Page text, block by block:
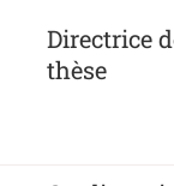
Directrice
thèse